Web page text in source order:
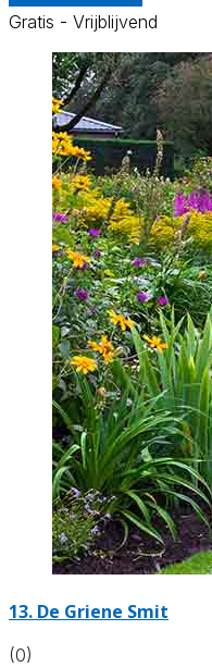
Gratis - Vrijblijvend
13. De Griene Smit
(0)